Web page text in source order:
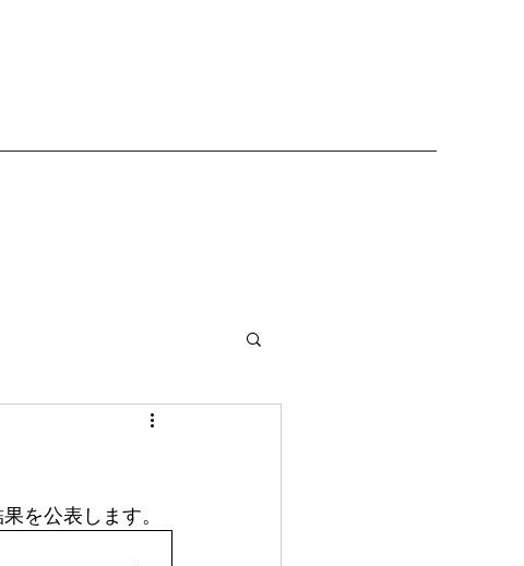
を公表します。